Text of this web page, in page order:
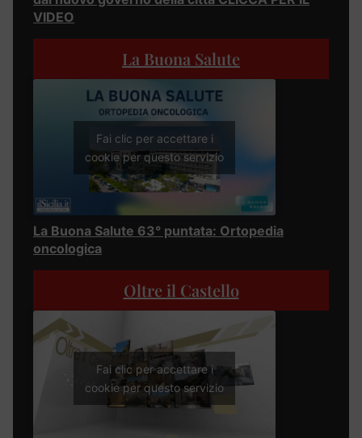
VIDEO
La Buona Salute
Fai clic per accettare i
cookie per questo servizio
La Buona Salute 63° puntata: Ortopedia
oncologica
Oltre il Castello
Fai clic per accettare i
cookie per questo servizio